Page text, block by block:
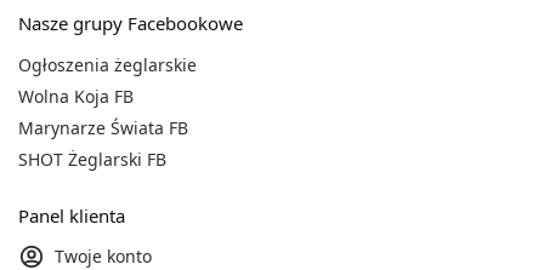
Nasze grupy Facebookowe
Ogłoszenia żeglarskie
Wolna Koja FB
Marynarze Świata FB
SHOT Żeglarski FB
Panel klienta
Twoje konto